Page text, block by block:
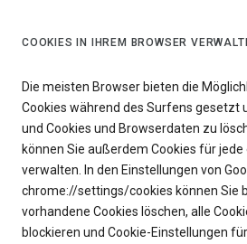
COOKIES IN IHREM BROWSER
Die meisten Browser bieten die
Cookies während des Surfens gesetzt
und Cookies und Browserdaten zu
können Sie außerdem Cookies für
verwalten. In den Einstellungen von
chrome://settings/cookies können Sie
vorhandene Cookies löschen, alle
blockieren und Cookie-Einstellungen